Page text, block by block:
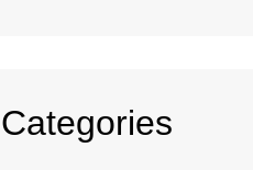
Categories